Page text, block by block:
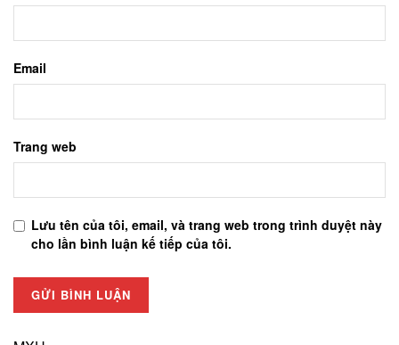
Email
Trang web
Lưu tên của tôi, email, và trang web trong trình duyệt này
cho lần bình luận kế tiếp của tôi.